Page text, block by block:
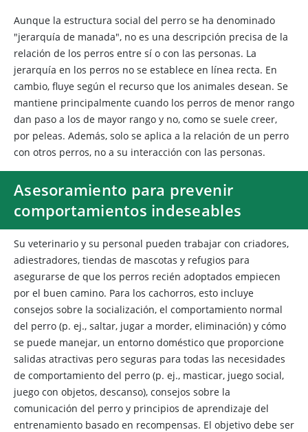
Aunque la estructura social del perro se ha denominado
"jerarquía de manada", no es una descripción precisa de la
relación de los perros entre sí o con las personas. La
jerarquía en los perros no se establece en línea recta. En
cambio, fluye según el recurso que los animales desean. Se
mantiene principalmente cuando los perros de menor rango
dan paso a los de mayor rango y no, como se suele creer,
por peleas. Además, solo se aplica a la relación de un perro
con otros perros, no a su interacción con las personas.
Asesoramiento para prevenir
comportamientos indeseables
Su veterinario y su personal pueden trabajar con criadores,
adiestradores, tiendas de mascotas y refugios para
asegurarse de que los perros recién adoptados empiecen
por el buen camino. Para los cachorros, esto incluye
consejos sobre la socialización, el comportamiento normal
del perro (p. ej., saltar, jugar a morder, eliminación) y cómo
se puede manejar, un entorno doméstico que proporcione
salidas atractivas pero seguras para todas las necesidades
de comportamiento del perro (p. ej., masticar, juego social,
juego con objetos, descanso), consejos sobre la
comunicación del perro y principios de aprendizaje del
entrenamiento basado en recompensas. El objetivo debe ser